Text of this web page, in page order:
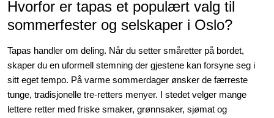
Hvorfor er tapas et populært valg til
sommerfester og selskaper i Oslo?
Tapas handler om deling. Når du setter småretter på bordet,
skaper du en uformell stemning der gjestene kan forsyne seg i
sitt eget tempo. På varme sommerdager ønsker de færreste
tunge, tradisjonelle tre-retters menyer. I stedet velger mange
lettere retter med friske smaker, grønnsaker, sjømat og
Julemat
Grillmat
Utleie